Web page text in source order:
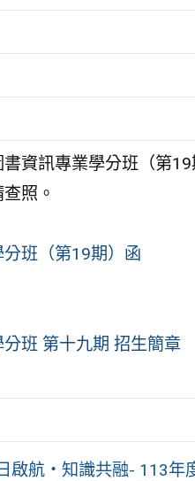
資訊專業學分班（第
照。
班（第19期）函
班 第十九期 招生簡章
日啟航‧知識共融- 113年